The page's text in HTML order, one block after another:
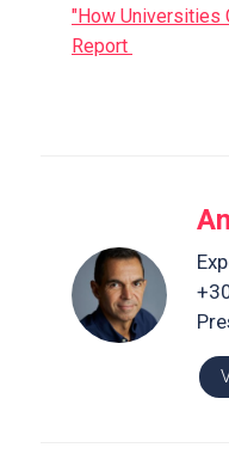
"How Universities
Report